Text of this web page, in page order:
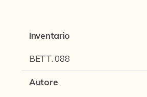
Archivio Ferrari
Fondo Bettini
Inventario
BETT. 088
Autore